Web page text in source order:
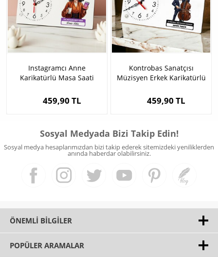
Instagramcı Anne
Karikatürlü Masa Saati
459,90 TL
Kontrobas Sanatçısı
Müzisyen Erkek Karikatürlü
459,90 TL
Sosyal Medyada Bizi Takip Edin!
Sosyal medya hesaplarımızdan bizi takip ederek sitemizdeki yeniliklerden
anında haberdar olabilirsiniz.
ÖNEMLI BILGILER
POPÜLER ARAMALAR